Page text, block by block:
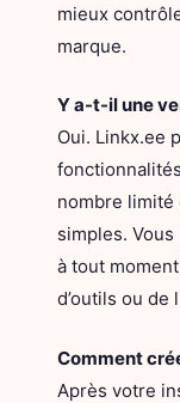
mieux
marque.
Y a-t-il une
Oui. Linkx.ee
nombre limité
simples.
à tout
d’outils ou de
Comment
Après votre